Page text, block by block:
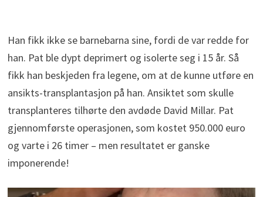
Han fikk ikke se barnebarna sine, fordi de var redde for
han. Pat ble dypt deprimert og isolerte seg i 15 år. Så
fikk han beskjeden fra legene, om at de kunne utføre en
ansikts-transplantasjon på han. Ansiktet som skulle
transplanteres tilhørte den avdøde David Millar. Pat
gjennomførste operasjonen, som kostet 950.000 euro
og varte i 26 timer – men resultatet er ganske
imponerende!